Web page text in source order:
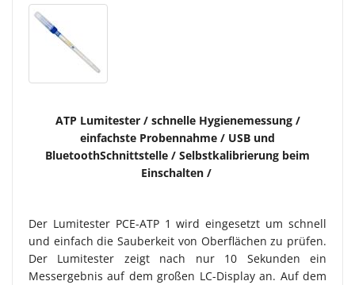
ATP Lumitester / schnelle Hygienemessung /
einfachste Probennahme / USB und
BluetoothSchnittstelle / Selbstkalibrierung beim
Einschalten /
Der Lumitester PCE-ATP 1 wird eingesetzt um schnell
und einfach die Sauberkeit von Oberflächen zu prüfen.
Der Lumitester zeigt nach nur 10 Sekunden ein
Messergebnis auf dem großen LC-Display an. Auf dem